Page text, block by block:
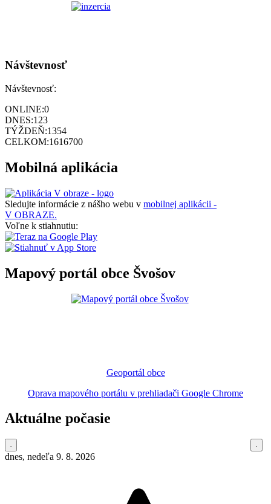
Návštevnosť
Návštevnosť:
ONLINE:0
DNES:123
TÝŽDEŇ:1354
CELKOM:1616700
Mobilná aplikácia
Sledujte informácie z nášho webu v mobilnej aplikácii -
V OBRAZE.
Voľne k stiahnutiu:
Mapový portál obce Švošov
Geoportál obce
Oprava mapového portálu v prehliadači Google Chrome
Aktuálne počasie
dnes, nedeľa 9. 8. 2026